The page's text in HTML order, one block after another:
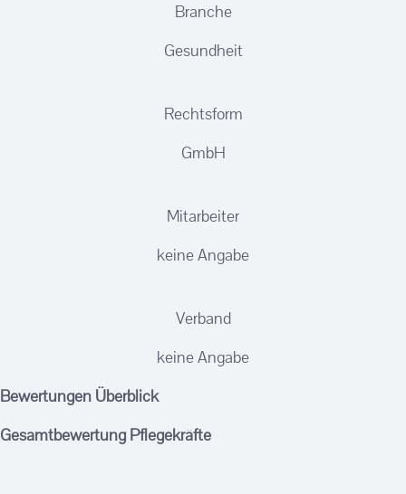
Branche
Gesundheit
Rechtsform
GmbH
Mitarbeiter
keine Angabe
Verband
keine Angabe
Bewertungen Überblick
Gesamtbewertung Pflegekräfte